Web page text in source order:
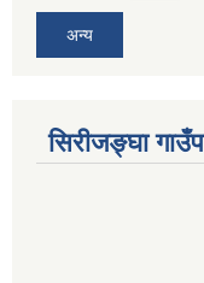
अन्य
सिरीजङ्घा